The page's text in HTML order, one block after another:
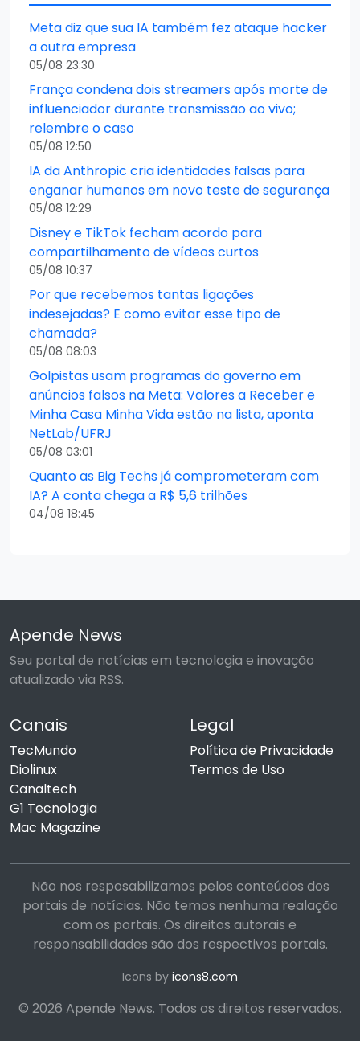
Meta diz que sua IA também fez ataque hacker
a outra empresa
05/08 23:30
França condena dois streamers após morte de
influenciador durante transmissão ao vivo;
relembre o caso
05/08 12:50
IA da Anthropic cria identidades falsas para
enganar humanos em novo teste de segurança
05/08 12:29
Disney e TikTok fecham acordo para
compartilhamento de vídeos curtos
05/08 10:37
Por que recebemos tantas ligações
indesejadas? E como evitar esse tipo de
chamada?
05/08 08:03
Golpistas usam programas do governo em
anúncios falsos na Meta: Valores a Receber e
Minha Casa Minha Vida estão na lista, aponta
NetLab/UFRJ
05/08 03:01
Quanto as Big Techs já comprometeram com
IA? A conta chega a R$ 5,6 trilhões
04/08 18:45
Apende News
Seu portal de notícias em tecnologia e inovação
atualizado via RSS.
Canais
TecMundo
Diolinux
Canaltech
G1 Tecnologia
Mac Magazine
Legal
Política de Privacidade
Termos de Uso
Não nos resposabilizamos pelos conteúdos dos
portais de notícias. Não temos nenhuma realação
com os portais. Os direitos autorais e
responsabilidades são dos respectivos portais.
Icons by icons8.com
© 2026 Apende News. Todos os direitos reservados.